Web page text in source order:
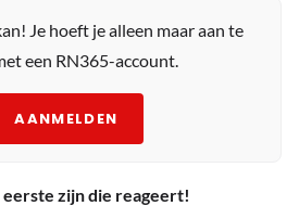
Je hoeft je alleen maar aan te
een RN365-account.
AANMELDEN
eerste zijn die reageert!